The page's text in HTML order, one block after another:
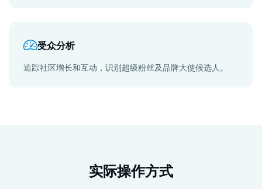
受众分析
追踪社区增长和互动，识别超级粉丝及品牌大使候选人。
实际操作方式